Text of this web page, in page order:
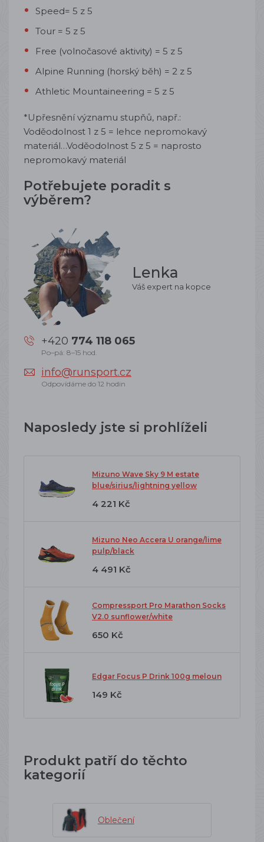
Speed= 5 z 5
Tour = 5 z 5
Free (volnočasové aktivity) = 5 z 5
Alpine Running (horský běh) = 2 z 5
Athletic Mountaineering = 5 z 5
*Upřesnění významu stupňů, např.:
Voděodolnost 1 z 5 = lehce nepromokavý
materiál…Voděodolnost 5 z 5 = naprosto
nepromokavý materiál
Potřebujete poradit s
výběrem?
Lenka
Váš expert na kopce
+420 774 118 065
Po–pá: 8–15 hod.
info@runsport.cz
Odpovídáme do 12 hodin
Naposledy jste si prohlíželi
Mizuno Wave Sky 9 M estate
blue/sirius/lightning yellow
4 221 Kč
Mizuno Neo Accera U orange/lime
pulp/black
4 491 Kč
Compressport Pro Marathon Socks
V2.0 sunflower/white
650 Kč
Edgar Focus P Drink 100g meloun
149 Kč
Produkt patří do těchto
kategorií
Oblečení